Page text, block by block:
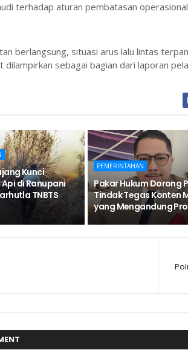
terhadap aturan pembatasan
berlangsung, situasi arus lalu lintas
dilampirkan sebagai bagian dari laporan
Kunci
di Ranupani
TNBTS
PEMERINTAHAN
Pakar Hukum Dorong
Tindak Tegas Konten
yang Mengandung